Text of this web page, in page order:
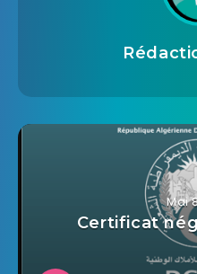
Mai
Certificat